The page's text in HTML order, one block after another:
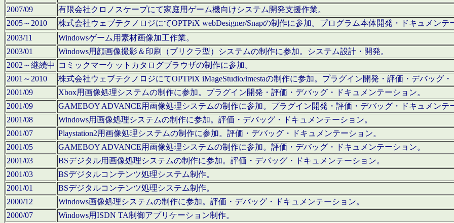
2007/09
有限会社クロノスケープにて家庭用ゲーム機向けシステム開発支援作業。
2005～2010
株式会社ウェブテクノロジにてOPTPiX webDesigner/Snapの制作に参加。プログラム本体開発・ドキュメンテ
2003/11
Windowsゲーム用素材画像加工作業。
2003/01
Windows用顔画像撮影＆印刷（プリクラ型）システムの制作に参加。システム設計・開発。
2002～継続中 コミックマーケットカタログブラウザの制作に参加。
2001～2010
株式会社ウェブテクノロジにてOPTPiX iMageStudio/imestaの制作に参加。プラグイン開発・評価・デバッグ
2001/09
Xbox用画像処理システムの制作に参加。プラグイン開発・評価・デバッグ・ドキュメンテーション。
2001/09
GAMEBOY ADVANCE用画像処理システムの制作に参加。プラグイン開発・評価・デバッグ・ドキュメンテ
2001/08
Windows用画像処理システムの制作に参加。評価・デバッグ・ドキュメンテーション。
2001/07
Playstation2用画像処理システムの制作に参加。評価・デバッグ・ドキュメンテーション。
2001/05
GAMEBOY ADVANCE用画像処理システムの制作に参加。評価・デバッグ・ドキュメンテーション。
2001/03
BSデジタル用画像処理システムの制作に参加。評価・デバッグ・ドキュメンテーション。
2001/03
BSデジタルコンテンツ処理システム制作。
2001/01
BSデジタルコンテンツ処理システム制作。
2000/12
Windows画像処理システムの制作に参加。評価・デバッグ・ドキュメンテーション。
2000/07
Windows用ISDN TA制御アプリケーション制作。